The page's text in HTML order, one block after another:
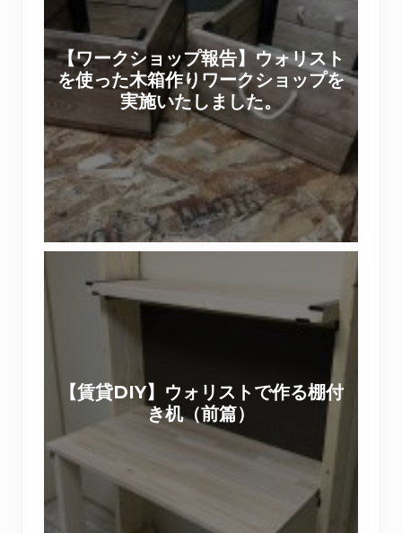
ン
を
ラ
ス
テ
ィ
パ
ネ
ル
で
【ワークショップ報告】ウォリスト
を使った木箱作りワークショップを
実施いたしました。
ク
シ
ョ
ッ
プ
報
告
】
ウ
ォ
リ
を
た
木
箱
ー
【賃貸DIY】ウォリストで作る棚付
き机（前篇）
貸
】
ウ